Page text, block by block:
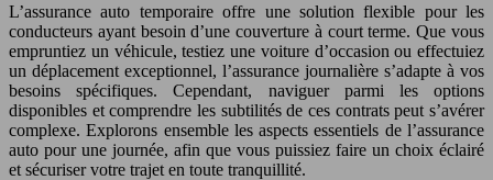
L’assurance auto temporaire offre une solution flexible pour les
conducteurs ayant besoin d’une couverture à court terme. Que vous
empruntiez un véhicule, testiez une voiture d’occasion ou effectuiez
un déplacement exceptionnel, l’assurance journalière s’adapte à vos
besoins spécifiques. Cependant, naviguer parmi les options
disponibles et comprendre les subtilités de ces contrats peut s’avérer
complexe. Explorons ensemble les aspects essentiels de l’assurance
auto pour une journée, afin que vous puissiez faire un choix éclairé
et sécuriser votre trajet en toute tranquillité.